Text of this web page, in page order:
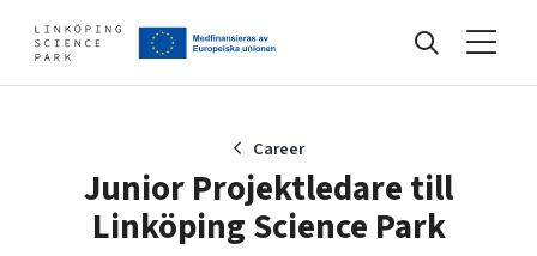
Find your network
Career
Junior Projektledare till
Linköping Science Park